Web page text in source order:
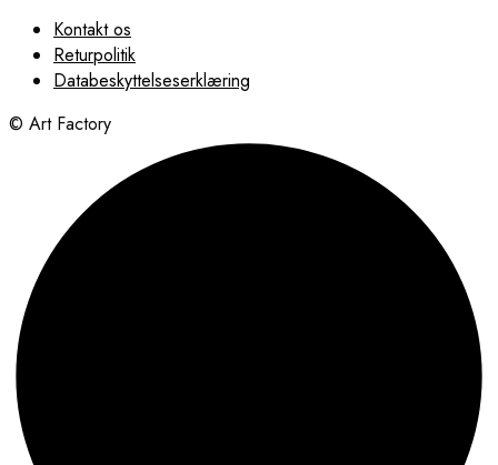
Kontakt os
Returpolitik
Databeskyttelseserklæring
© Art Factory